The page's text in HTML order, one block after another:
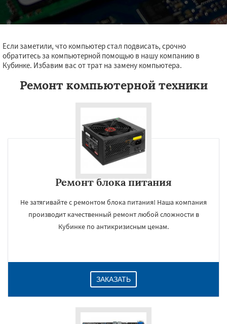
Если заметили, что компьютер стал подвисать, срочно
обратитесь за компьютерной помощью в нашу компанию в
Кубинке. Избавим вас от трат на замену компьютера.
Ремонт компьютерной техники
Ремонт блока питания
Не затягивайте с ремонтом блока питания! Наша компания
производит качественный ремонт любой сложности в
Кубинке по антикризисным ценам.
ЗАКАЗАТЬ